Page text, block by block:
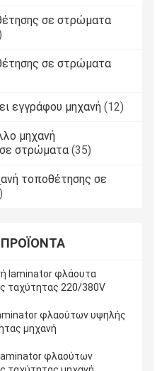
σε στρώματα
σε στρώματα
εγγράφου μηχανή (12)
μηχανή
στρώματα (35)
τοποθέτησης σε
laminator φλάουτα
ταχύτητας 220/380V
φλαούτων υψηλής
μηχανή
φλαούτων